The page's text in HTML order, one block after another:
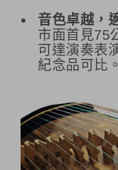
音色卓越，
市面首見75
可達演奏表
紀念品可比。